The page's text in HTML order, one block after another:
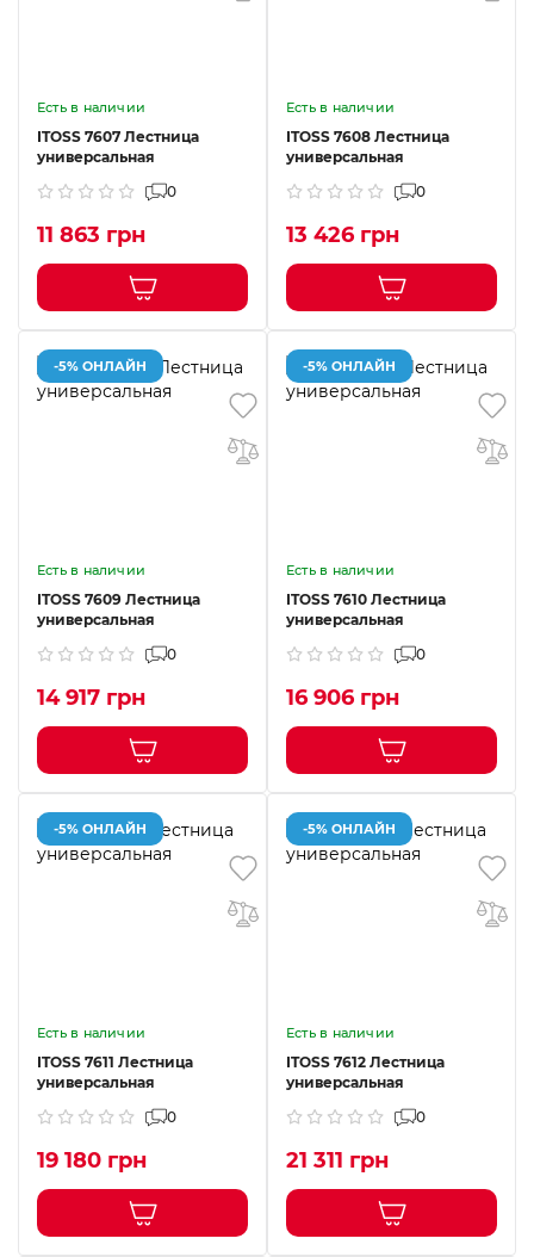
Есть в наличии
ITOSS 7607 Лестница
универсальная
0
11 863 грн
Есть в наличии
ITOSS 7608 Лестница
универсальная
0
13 426 грн
-5% ОНЛАЙН
Есть в наличии
ITOSS 7609 Лестница
универсальная
0
14 917 грн
-5% ОНЛАЙН
Есть в наличии
ITOSS 7610 Лестница
универсальная
0
16 906 грн
-5% ОНЛАЙН
Есть в наличии
ITOSS 7611 Лестница
универсальная
0
19 180 грн
-5% ОНЛАЙН
Есть в наличии
ITOSS 7612 Лестница
универсальная
0
21 311 грн